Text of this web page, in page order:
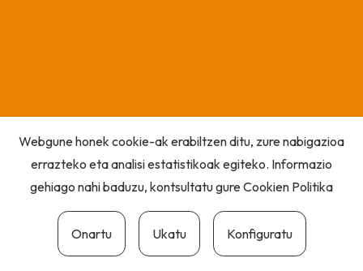
Webgune honek cookie-ak erabiltzen ditu, zure nabigazioa
errazteko eta analisi estatistikoak egiteko. Informazio
gehiago nahi baduzu, kontsultatu gureCookien Politika
Onartu Ukatu Konfiguratu